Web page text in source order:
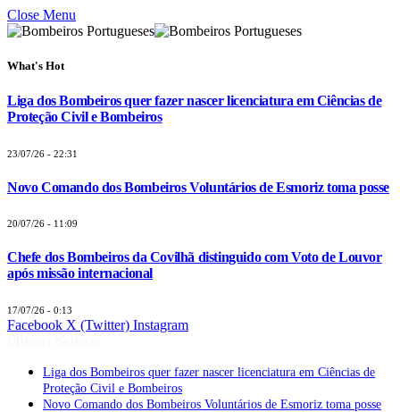
Close Menu
What's Hot
Liga dos Bombeiros quer fazer nascer licenciatura em Ciências de
Proteção Civil e Bombeiros
23/07/26 - 22:31
Novo Comando dos Bombeiros Voluntários de Esmoriz toma posse
20/07/26 - 11:09
Chefe dos Bombeiros da Covilhã distinguido com Voto de Louvor
após missão internacional
17/07/26 - 0:13
Facebook X (Twitter) Instagram
Liga dos Bombeiros quer fazer nascer licenciatura em Ciências de
Proteção Civil e Bombeiros
Novo Comando dos Bombeiros Voluntários de Esmoriz toma posse